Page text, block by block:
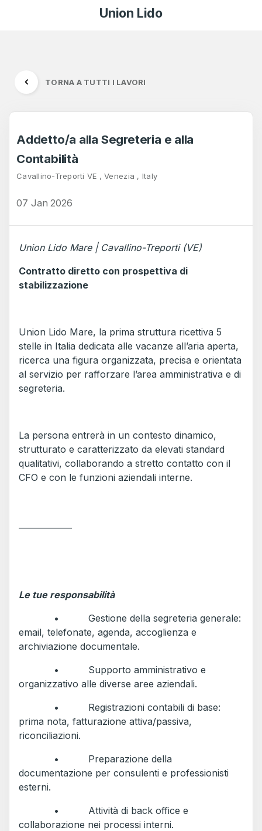
Union Lido
TORNA A TUTTI I LAVORI
Addetto/a alla Segreteria e alla
Contabilità
Cavallino-Treporti VE , Venezia , Italy
07 Jan 2026
Union Lido Mare | Cavallino-Treporti (VE)
Contratto diretto con prospettiva di
stabilizzazione
Union Lido Mare, la prima struttura ricettiva 5
stelle in Italia dedicata alle vacanze all’aria aperta,
ricerca una figura organizzata, precisa e orientata
al servizio per rafforzare l’area amministrativa e di
segreteria.
La persona entrerà in un contesto dinamico,
strutturato e caratterizzato da elevati standard
qualitativi, collaborando a stretto contatto con il
CFO e con le funzioni aziendali interne.
Le tue responsabilità
• Gestione della segreteria generale:
email, telefonate, agenda, accoglienza e
archiviazione documentale.
• Supporto amministrativo e
organizzativo alle diverse aree aziendali.
• Registrazioni contabili di base:
prima nota, fatturazione attiva/passiva,
riconciliazioni.
• Preparazione della
documentazione per consulenti e professionisti
esterni.
• Attività di back office e
collaborazione nei processi interni.